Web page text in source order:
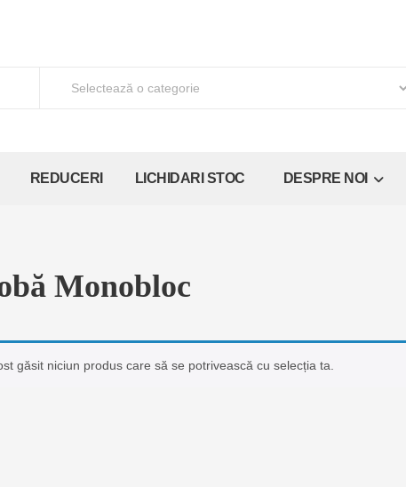
REDUCERI LICHIDARI STOC DESPRE NOI
Monobloc
găsit niciun produs care să se potrivească cu selecția ta.